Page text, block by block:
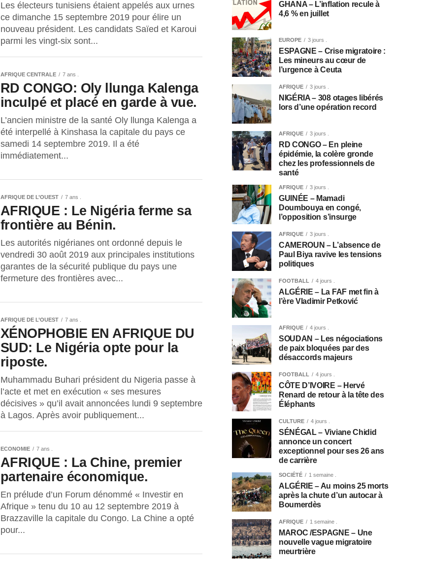
Les électeurs tunisiens étaient appelés aux urnes
ce dimanche 15 septembre 2019 pour élire un
nouveau président. Les candidats Saïed et Karoui
parmi les vingt-six sont...
AFRIQUE CENTRALE 7 ans .
RD CONGO: Oly llunga Kalenga
inculpé et placé en garde à vue.
L’ancien ministre de la santé Oly llunga Kalenga a
été interpellé à Kinshasa la capitale du pays ce
samedi 14 septembre 2019. Il a été
immédiatement...
AFRIQUE DE L’OUEST 7 ans .
AFRIQUE : Le Nigéria ferme sa
frontière au Bénin.
Les autorités nigérianes ont ordonné depuis le
vendredi 30 août 2019 aux principales institutions
garantes de la sécurité publique du pays une
fermeture des frontières avec...
AFRIQUE DE L’OUEST 7 ans .
XÉNOPHOBIE EN AFRIQUE DU
SUD: Le Nigéria opte pour la
riposte.
Muhammadu Buhari président du Nigeria passe à
l’acte et met en exécution « ses mesures
décisives » qu’il avait annoncées lundi 9 septembre
à Lagos. Après avoir publiquement...
ECONOMIE 7 ans .
AFRIQUE : La Chine, premier
partenaire économique.
En prélude d’un Forum dénommé « Investir en
Afrique » tenu du 10 au 12 septembre 2019 à
Brazzaville la capitale du Congo. La Chine a opté
pour...
GHANA – L’inflation recule à
4,6 % en juillet
EUROPE 3 jours .
ESPAGNE – Crise migratoire :
Les mineurs au cœur de
l’urgence à Ceuta
AFRIQUE 3 jours .
NIGÉRIA – 308 otages libérés
lors d’une opération record
AFRIQUE 3 jours .
RD CONGO – En pleine
épidémie, la colère gronde
chez les professionnels de
santé
AFRIQUE 3 jours .
GUINÉE – Mamadi
Doumbouya en congé,
l’opposition s’insurge
AFRIQUE 3 jours .
CAMEROUN – L’absence de
Paul Biya ravive les tensions
politiques
FOOTBALL 4 jours .
ALGÉRIE – La FAF met fin à
l’ère Vladimir Petković
AFRIQUE 4 jours .
SOUDAN – Les négociations
de paix bloquées par des
désaccords majeurs
FOOTBALL 4 jours .
CÔTE D’IVOIRE – Hervé
Renard de retour à la tête des
Éléphants
CULTURE 4 jours .
SÉNÉGAL – Viviane Chidid
annonce un concert
exceptionnel pour ses 26 ans
de carrière
SOCIÉTÉ 1 semaine .
ALGÉRIE – Au moins 25 morts
après la chute d’un autocar à
Boumerdès
AFRIQUE 1 semaine .
MAROC /ESPAGNE – Une
nouvelle vague migratoire
meurtrière